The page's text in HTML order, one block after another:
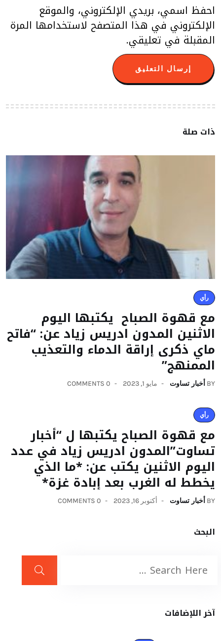
احفظ اسمي، بريدي الإلكتروني، والموقع
الإلكتروني في هذا المتصفح لاستخدامها المرة
المقبلة في تعليقي.
ذات صلة
رأي
مع قهوة الصباح يكتبها اليوم
الاثنين المدون ادريس زياد عن: “فاتح
ماي ذكرى إراقة الدماء والتعذيب
الممنهج”
BY أخبار تساوت مايو 1, 2023 0 COMMENTS
رأي
مع قهوة الصباح يكتبها ل “أخبار
تساوت”المدون ادريس زياد في عدد
اليوم الاثنين يكتب عن: *ما الذي
يخطط له الغرب بعد إبادة غزة*
BY أخبار تساوت أكتوبر 16, 2023 0 COMMENTS
البحث
آخر اللإضافات